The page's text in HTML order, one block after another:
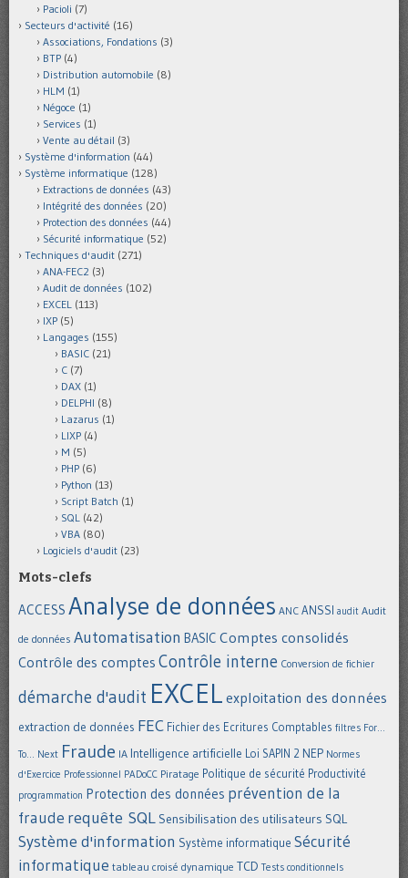
Pacioli (7)
Secteurs d'activité (16)
Associations, Fondations (3)
BTP (4)
Distribution automobile (8)
HLM (1)
Négoce (1)
Services (1)
Vente au détail (3)
Système d'information (44)
Système informatique (128)
Extractions de données (43)
Intégrité des données (20)
Protection des données (44)
Sécurité informatique (52)
Techniques d'audit (271)
ANA-FEC2 (3)
Audit de données (102)
EXCEL (113)
IXP (5)
Langages (155)
BASIC (21)
C (7)
DAX (1)
DELPHI (8)
Lazarus (1)
LIXP (4)
M (5)
PHP (6)
Python (13)
Script Batch (1)
SQL (42)
VBA (80)
Logiciels d'audit (23)
Mots-clefs
ACCESS Analyse de données ANC ANSSI audit Audit
de données Automatisation BASIC Comptes consolidés
Contrôle des comptes Contrôle interne Conversion de fichier
démarche d'audit EXCEL exploitation des données
extraction de données FEC Fichier des Ecritures Comptables filtres For...
To... Next Fraude IA Intelligence artificielle Loi SAPIN 2 NEP Normes
d'Exercice Professionnel PADoCC Piratage Politique de sécurité Productivité
programmation Protection des données prévention de la
fraude requête SQL Sensibilisation des utilisateurs SQL
Système d'information Système informatique Sécurité
informatique tableau croisé dynamique TCD Tests conditionnels